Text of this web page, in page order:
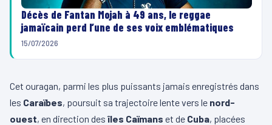
Décès de Fantan Mojah à 49 ans, le reggae
jamaïcain perd l’une de ses voix emblématiques
15/07/2026
Cet ouragan, parmi les plus puissants jamais enregistrés dans
les Caraïbes, poursuit sa trajectoire lente vers le nord-
ouest, en direction desîles Caïmans et de Cuba, placées